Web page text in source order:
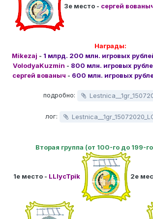
3е место - сергей
Награды:
Mikezaj - 1 млрд. 200 млн. игровых
VolodyaKuzmin - 800 млн. игровых
сергей вованыч - 600 млн. игровых
подробно:
лог:
Вторая группа (от 100-го до 199-
1е место - LLIycTpik 2е